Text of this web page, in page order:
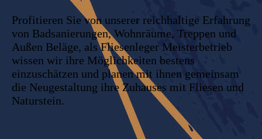
Profitieren Sie von unserer reichhaltige Erfahrung
von Badsanierungen, Wohnräume, Treppen und
Außen Beläge, als Fliesenleger Meisterbetrieb
wissen wir ihre Möglichkeiten bestens
einzuschätzen und planen mit ihnen gemeinsam
die Neugestaltung ihre Zuhauses mit Fliesen und
Naturstein.